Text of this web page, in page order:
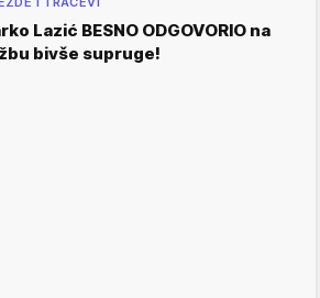
Lazić BESNO ODGOVORIO na
bivše supruge!